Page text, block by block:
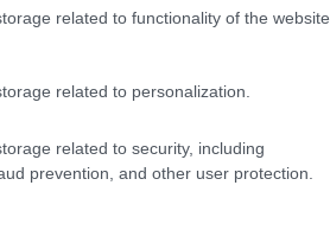
related to functionality of the website
related to personalization.
related to security, including
prevention, and other user protection.
legyen a Google-